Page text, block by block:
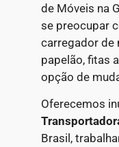
de Móveis na
se preocupar
carregador de
papelão, fitas
opção de
Oferecemos
Brasil,